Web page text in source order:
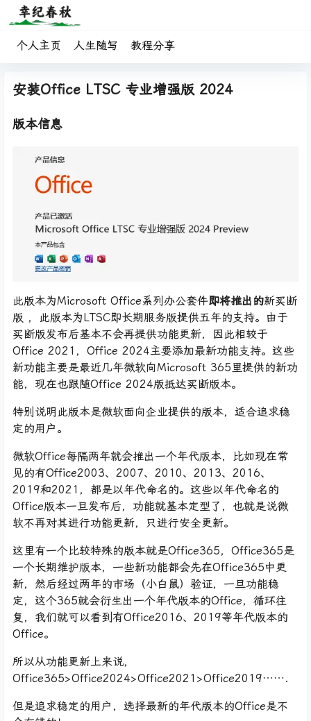
个人主页 人生随写 教程分享
安装Office LTSC 专业增强版 2024
版本信息
此版本为Microsoft Office系列办公套件即将推出的新买断
版 ，此版本为LTSC即长期服务版提供五年的支持。由于
买断版发布后基本不会再提供功能更新，因此相较于
Office 2021，Office 2024主要添加最新功能支持。这些
新功能主要是最近几年微软向Microsoft 365里提供的新功
能，现在也跟随Office 2024版抵达买断版本。
特别说明此版本是微软面向企业提供的版本，适合追求稳
定的用户。
微软Office每隔两年就会推出一个年代版本，比如现在常
见的有Office2003、2007、2010、2013、2016、
2019和2021，都是以年代命名的。这些以年代命名的
Office版本一旦发布后，功能就基本定型了，也就是说微
软不再对其进行功能更新，只进行安全更新。
这里有一个比较特殊的版本就是Office365，Office365是
一个长期维护版本，一些新功能都会先在Office365中更
新，然后经过两年的市场（小白鼠）验证，一旦功能稳
定，这个365就会衍生出一个年代版本的Office，循环往
复，我们就可以看到有Office2016、2019等年代版本的
Office。
所以从功能更新上来说，
Office365>Office2024>Office2021>Office2019…….
但是追求稳定的用户，选择最新的年代版本的Office是不